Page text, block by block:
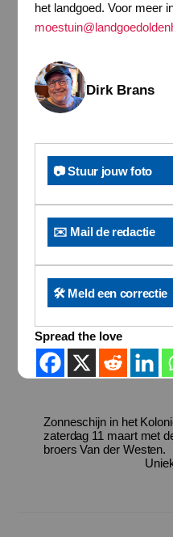
het landgoed. Voor meer
Dirk Brans
📷 Stuur jouw foto
✉️ Mail de redactie
🛠️ Meld een correctie
Spread the love
Zonneschijn in het
zaterdag 11 maart met
broers Van der Westen.